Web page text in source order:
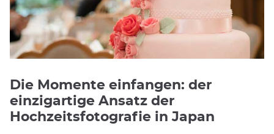
Die Momente einfangen: der
einzigartige Ansatz der
Hochzeitsfotografie in Japan